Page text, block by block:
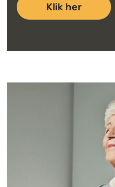
Klik her